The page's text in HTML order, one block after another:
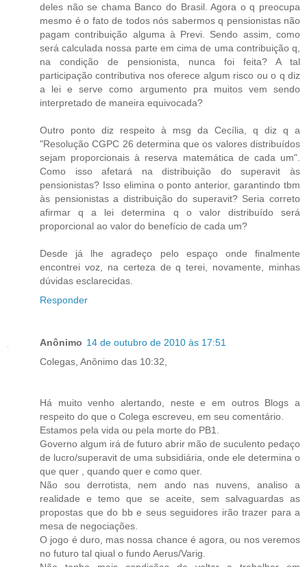
deles não se chama Banco do Brasil. Agora o q preocupa
mesmo é o fato de todos nós sabermos q pensionistas não
pagam contribuição alguma à Previ. Sendo assim, como
será calculada nossa parte em cima de uma contribuição q,
na condição de pensionista, nunca foi feita? A tal
participação contributiva nos oferece algum risco ou o q diz
a lei e serve como argumento pra muitos vem sendo
interpretado de maneira equivocada?
Outro ponto diz respeito à msg da Cecília, q diz q a
"Resolução CGPC 26 determina que os valores distribuídos
sejam proporcionais à reserva matemática de cada um".
Como isso afetará na distribuição do superavit às
pensionistas? Isso elimina o ponto anterior, garantindo tbm
às pensionistas a distribuição do superavit? Seria correto
afirmar q a lei determina q o valor distribuído será
proporcional ao valor do benefício de cada um?
Desde já lhe agradeço pelo espaço onde finalmente
encontrei voz, na certeza de q terei, novamente, minhas
dúvidas esclarecidas.
Responder
Anônimo 14 de outubro de 2010 às 17:51
Colegas, Anônimo das 10:32,
Há muito venho alertando, neste e em outros Blogs a
respeito do que o Colega escreveu, em seu comentário.
Estamos pela vida ou pela morte do PB1.
Governo algum irá de futuro abrir mão de suculento pedaço
de lucro/superavit de uma subsidiária, onde ele determina o
que quer , quando quer e como quer.
Não sou derrotista, nem ando nas nuvens, analiso a
realidade e temo que se aceite, sem salvaguardas as
propostas que do bb e seus seguidores irão trazer para a
mesa de negociações.
O jogo é duro, mas nossa chance é agora, ou nos veremos
no futuro tal qiual o fundo Aerus/Varig.